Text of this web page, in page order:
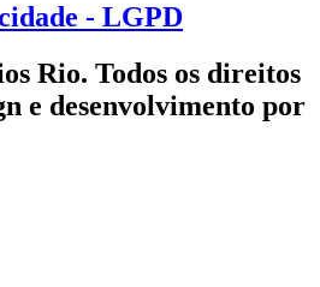
- LGPD
Rio. Todos os direitos
e desenvolvimento por